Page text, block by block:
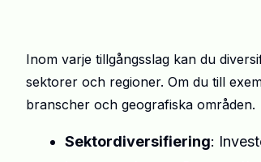
Inom varje tillgångsslag kan du
sektorer och regioner. Om du till
branscher och geografiska områden.
Sektordiversifiering: